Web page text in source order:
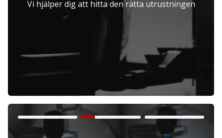
Företag Exkl. moms
Vi hjälper dig att hitta den rätta utrustningen